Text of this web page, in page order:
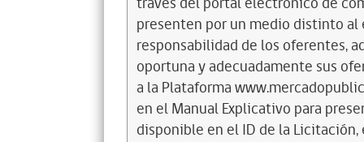
presenten por un medio distinto al
responsabilidad de los oferentes,
oportuna y adecuadamente sus
a la Plataforma
en el Manual Explicativo para
disponible en el ID de la